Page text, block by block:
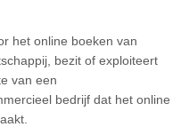
het online boeken van
bezit of exploiteert
van een
bedrijf dat het online